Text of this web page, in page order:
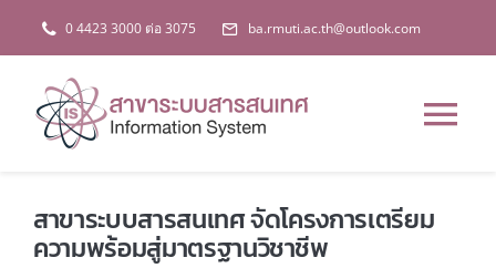
content
0 4423 3000 ต่อ 3075 ba.rmuti.ac.th@outlook.com
สาขาระบบสารสนเทศ จัดโครงการเตรียม
ความพร้อมสู่มาตรฐานวิชาชีพ